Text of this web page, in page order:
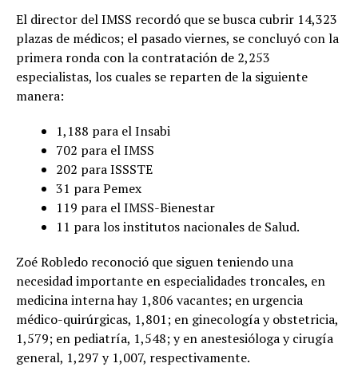
El director del IMSS recordó que se busca cubrir 14,323
plazas de médicos; el pasado viernes, se concluyó con la
primera ronda con la contratación de 2,253
especialistas, los cuales se reparten de la siguiente
manera:
1,188 para el Insabi
702 para el IMSS
202 para ISSSTE
31 para Pemex
119 para el IMSS-Bienestar
11 para los institutos nacionales de Salud.
Zoé Robledo reconoció que siguen teniendo una
necesidad importante en especialidades troncales, en
medicina interna hay 1,806 vacantes; en urgencia
médico-quirúrgicas, 1,801; en ginecología y obstetricia,
1,579; en pediatría, 1,548; y en anestesióloga y cirugía
general, 1,297 y 1,007, respectivamente.